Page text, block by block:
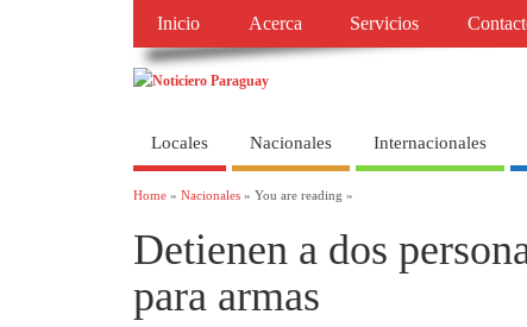
Inicio Acerca Servicios
Locales Nacionales Internacionales
Home » Nacionales » You are reading »
Detienen a dos
para armas